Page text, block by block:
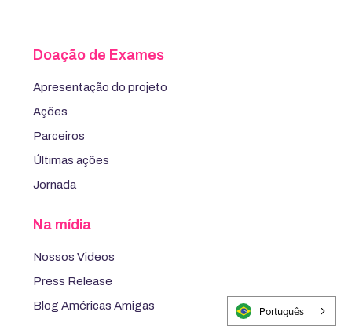
Doação de Exames
Apresentação do projeto
Ações
Parceiros
Últimas ações
Jornada
Na mídia
Nossos Videos
Press Release
Blog Américas Amigas
Português